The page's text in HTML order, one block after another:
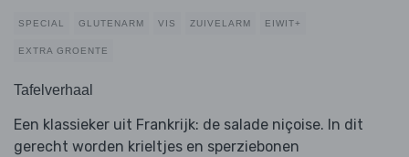
SPECIAL GLUTENARM VIS ZUIVELARM EIWIT+
EXTRA GROENTE
Tafelverhaal
Een klassieker uit Frankrijk: de salade niçoise. In dit
gerecht worden krieltjes en sperziebonen